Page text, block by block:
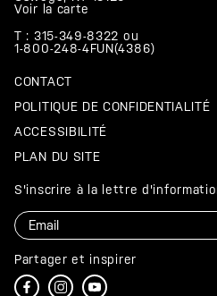
Voir la carte
T : 315-349-8322 ou
1-800-248-4FUN(4386)
CONTACT
POLITIQUE DE CONFIDENTIALITÉ
ACCESSIBILITÉ
PLAN DU SITE
S'inscrire à la lettre
Courriel
Partager et inspirer